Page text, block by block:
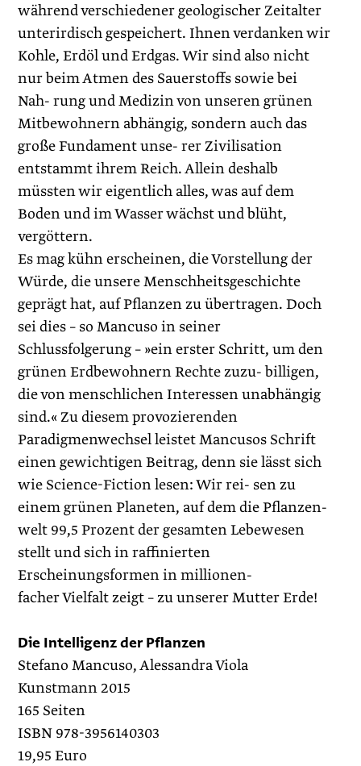
während verschiedener geologischer Zeitalter
unterirdisch gespeichert. Ihnen verdanken wir
Kohle, Erdöl und Erdgas. Wir sind also nicht
nur beim Atmen des Sauerstoffs sowie bei
Nah- rung und Medizin von unseren grünen
Mitbewohnern abhängig, sondern auch das
große Fundament unse- rer Zivilisation
entstammt ihrem Reich. Allein deshalb
müssten wir eigentlich alles, was auf dem
Boden und im Wasser wächst und blüht,
vergöttern.
Es mag kühn erscheinen, die Vorstellung der
Würde, die unsere Menschheitsgeschichte
geprägt hat, auf Pflanzen zu übertragen. Doch
sei dies – so Mancuso in seiner
Schlussfolgerung – »ein erster Schritt, um den
grünen Erdbewohnern Rechte zuzu- billigen,
die von menschlichen Interessen unabhängig
sind.« Zu diesem provozierenden
Paradigmenwechsel leistet Mancusos Schrift
einen gewichtigen Beitrag, denn sie lässt sich
wie Science-Fiction lesen: Wir rei- sen zu
einem grünen Planeten, auf dem die Pflanzen-
welt 99,5 Prozent der gesamten Lebewesen
stellt und sich in raffinierten
Erscheinungsformen in millionen-
facher Vielfalt zeigt – zu unserer Mutter Erde!
Die Intelligenz der Pflanzen
Stefano Mancuso, Alessandra Viola
Kunstmann 2015
165 Seiten
ISBN 978-3956140303
19,95 Euro